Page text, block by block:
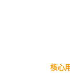
核心